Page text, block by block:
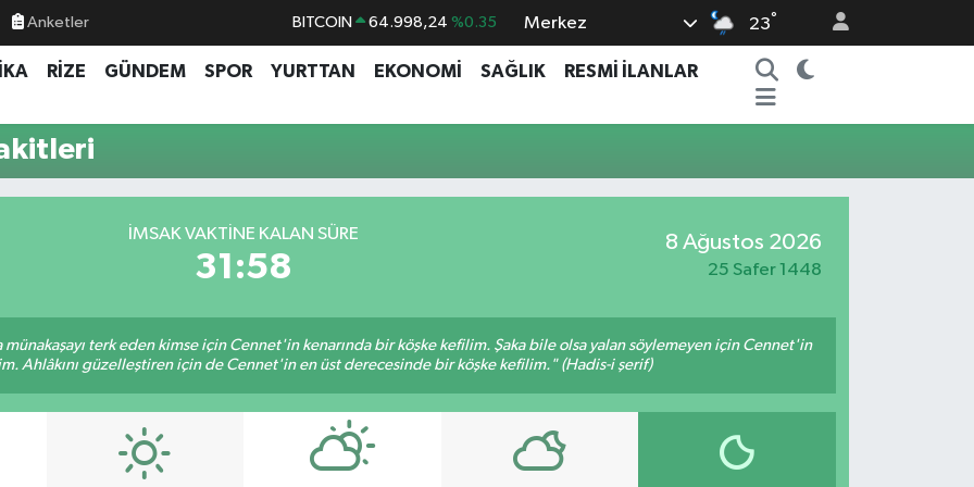
Anketler BITCOIN 64.998,24 %0.35
DOLAR 47,7436 %0.18
GRAM ALTIN 6660.55 %0.03
Merkez 23°
RİZE GÜNDEM SPOR YURTTAN EKONOMİ SAĞLIK
RESMİ İLANLAR
İMSAK VAKTINE KALAN SÜRE
31:58
8 Ağustos 2026
25 Safer 1448
terk eden kimse için Cennet'in kenarında bir köşke kefilim. Şaka bile olsa yalan söylemeyen için Cennet'in
Ahlâkını güzelleştiren için de Cennet'in en üst derecesinde bir köşke kefilim." (Hadis-i şerif)